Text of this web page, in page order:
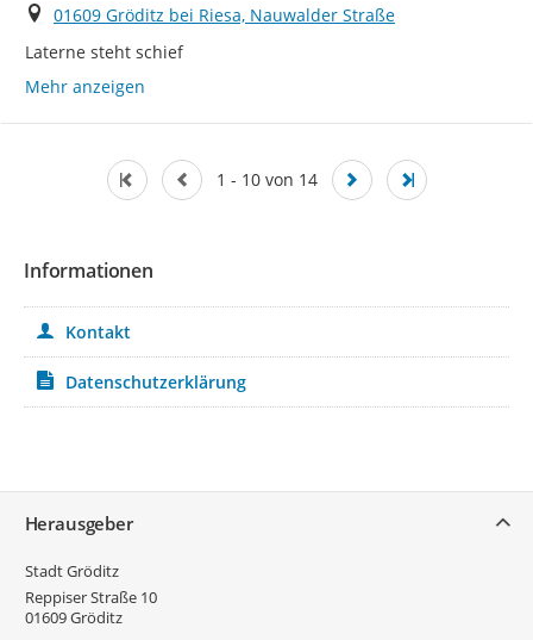
Ort
01609 Gröditz bei Riesa, Nauwalder Straße
Laterne steht schief
Mehr anzeigen
1 - 10 von 14
Informationen
Kontakt
Datenschutzerklärung
Herausgeber
Stadt Gröditz
Reppiser Straße 10
01609Gröditz